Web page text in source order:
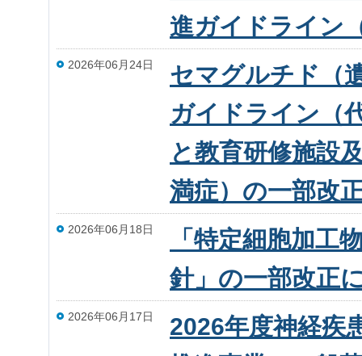
進ガイドライン
2026年06月24日
セマグルチド（
ガイドライン（
と教育研修施設
満症）の一部改
2026年06月18日
「特定細胞加工
針」の一部改正
2026年06月17日
2026年度神経疾